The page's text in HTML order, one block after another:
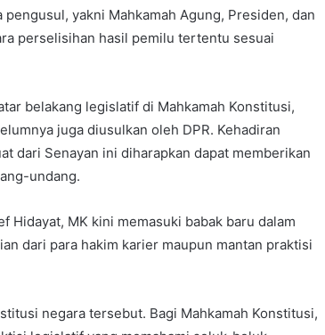
yakni Mahkamah Agung, Presiden, dan
perselisihan hasil pemilu tertentu sesuai
belakang legislatif di Mahkamah Konstitusi,
juga diusulkan oleh DPR. Kehadiran
dari Senayan ini diharapkan dapat memberikan
undang.
Hidayat, MK kini memasuki babak baru dalam
dari para hakim karier maupun mantan praktisi
negara tersebut. Bagi Mahkamah Konstitusi,